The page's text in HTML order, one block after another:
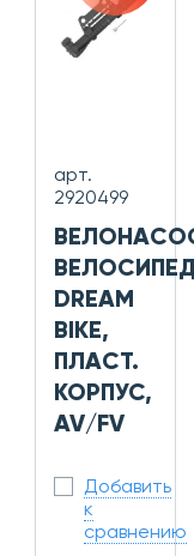
арт.
2920499
DREAM
BIKE,
ПЛАСТ.
КОРПУС,
AV/FV
Добавить
к
сравнению